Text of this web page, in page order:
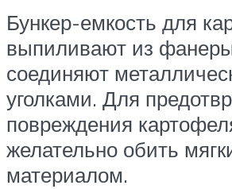
Бункер-емкость для
выпиливают из
соединяют
уголками. Для
повреждения
желательно обить
материалом.